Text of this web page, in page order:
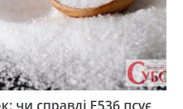
чи справді Е536 псує